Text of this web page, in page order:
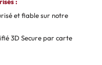
et fiable sur notre
3D Secure par carte